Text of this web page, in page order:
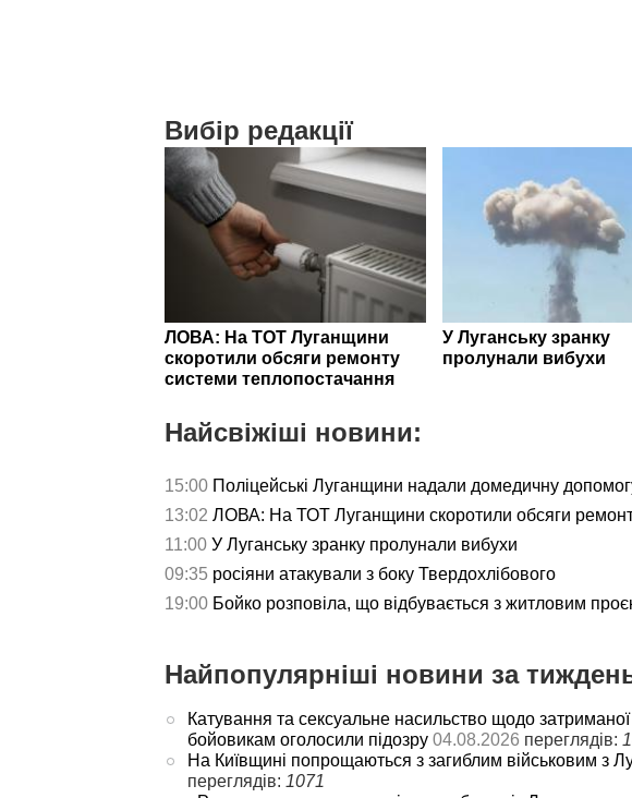
Вибір редакції
ЛОВА: На ТОТ Луганщини
скоротили обсяги ремонту
системи теплопостачання
У Луганську зранку
пролунали вибухи
Найсвіжіші новини:
15:00 Поліцейські Луганщини надали домедичну
13:02 ЛОВА: На ТОТ Луганщини скоротили обсяги
11:00 У Луганську зранку пролунали вибухи
09:35 росіяни атакували з боку Твердохлібового
19:00 Бойко розповіла, що відбувається з житловим
Найпопулярніші новини за
Катування та сексуальне насильство щодо
бойовикам оголосили підозру 04.08.2026 переглядів:
На Київщині попрощаються з загиблим військовим з
переглядів: 1071